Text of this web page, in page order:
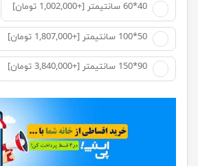
40*60 سانتیمتر [+1,002,000 تومان]
50*100 سانتیمتر [+1,807,000 تومان]
90*150 سانتیمتر [+3,840,000 تومان]